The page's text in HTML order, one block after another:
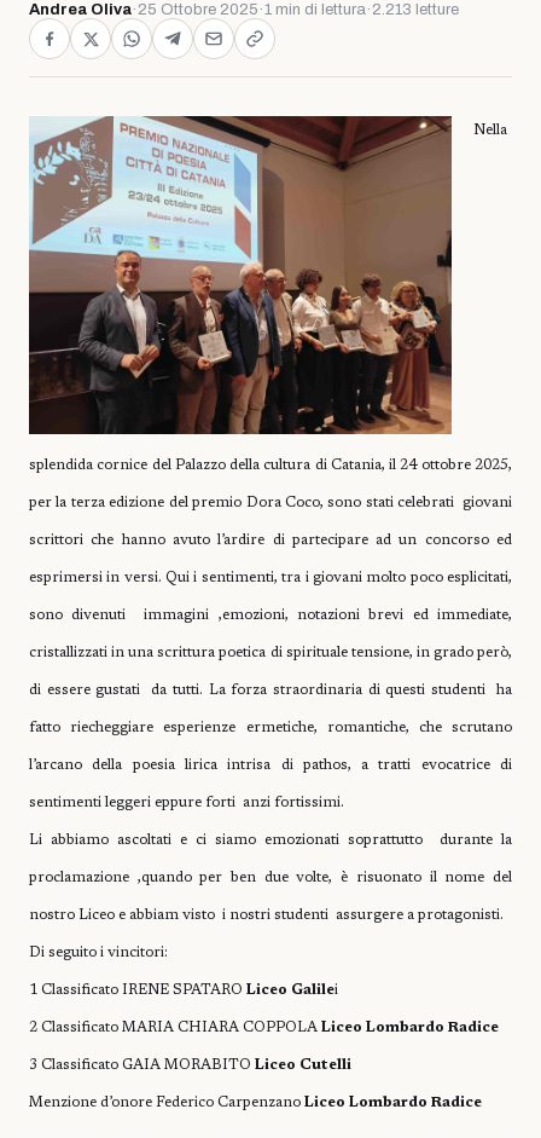
Andrea Oliva· 25 Ottobre 2025 ·1 min di lettura· 2.213 letture
Nella
splendida cornice del Palazzo della cultura di Catania, il 24 ottobre 2025,
per la terza edizione del premio Dora Coco, sono stati celebrati giovani
scrittori che hanno avuto l’ardire di partecipare ad un concorso ed
esprimersi in versi. Qui i sentimenti, tra i giovani molto poco esplicitati,
sono divenuti immagini ,emozioni, notazioni brevi ed immediate,
cristallizzati in una scrittura poetica di spirituale tensione, in grado però,
di essere gustati da tutti. La forza straordinaria di questi studenti ha
fatto riecheggiare esperienze ermetiche, romantiche, che scrutano
l’arcano della poesia lirica intrisa di pathos, a tratti evocatrice di
sentimenti leggeri eppure forti anzi fortissimi.
Li abbiamo ascoltati e ci siamo emozionati soprattutto durante la
proclamazione ,quando per ben due volte, è risuonato il nome del
nostro Liceo e abbiam visto i nostri studenti assurgere a protagonisti.
Di seguito i vincitori:
1 Classificato IRENE SPATARO Liceo Galilei
2 Classificato MARIA CHIARA COPPOLA Liceo Lombardo Radice
3 Classificato GAIA MORABITO Liceo Cutelli
Menzione d’onore Federico Carpenzano Liceo Lombardo Radice